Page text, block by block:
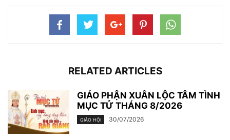
RELATED ARTICLES
GIÁO PHẬN XUÂN LỘC TÂM TÌNH
MỤC TỬ THÁNG 8/2026
GIÁO HỘI 30/07/2026